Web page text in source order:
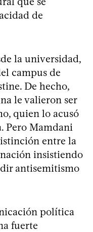
de
la universidad,
campus de
De hecho,
le valieron ser
quien lo acusó
Pero Mamdani
entre la
insistiendo
antisemitismo
política
fuerte